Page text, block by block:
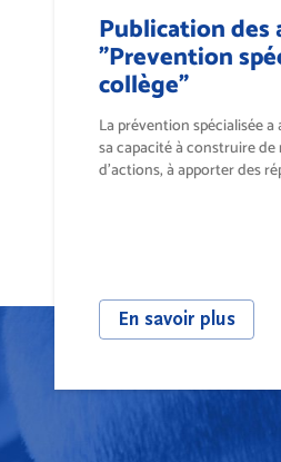
Publication des
"Prevention
collège"
La prévention spécialisée
sa capacité à construire
d’actions, à apporter des
En savoir plus